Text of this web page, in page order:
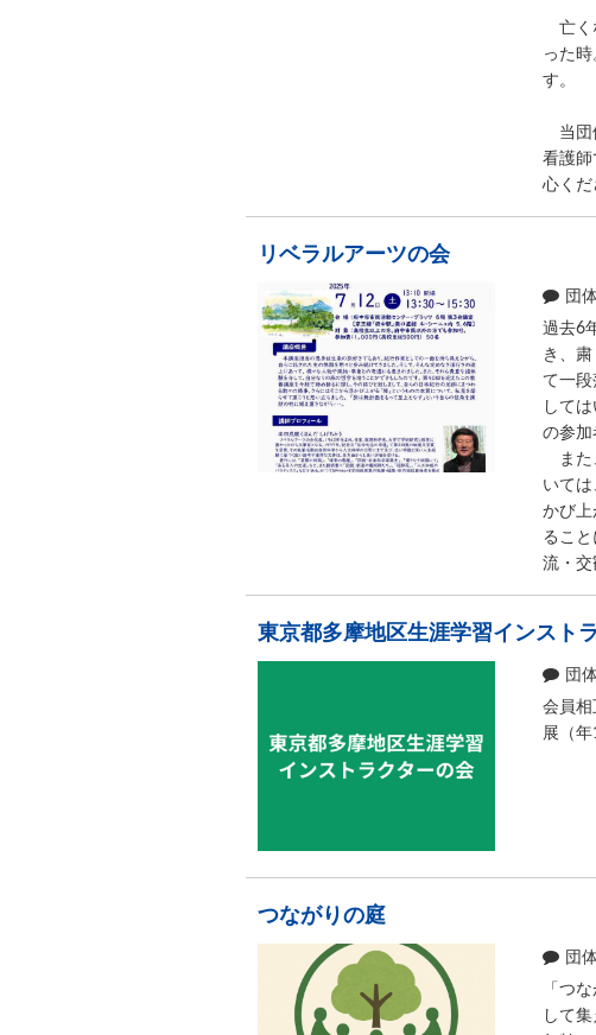
亡く
った
す。
当団
看護師
心くだ
リベラルアーツの会
団
過去6
き、
て一
して
の参加
また
いて
かび上
るこ
流・交
東京都多摩地区生涯学習インスト
団
会員相
展（
つながりの庭
団
「つ
して